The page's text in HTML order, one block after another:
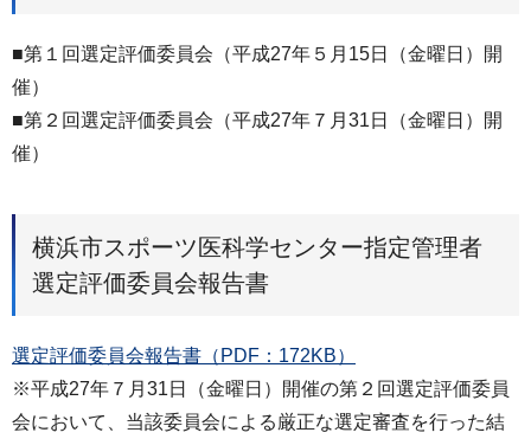
■第１回選定評価委員会（平成27年５月15日（金曜日）開
催）
■第２回選定評価委員会（平成27年７月31日（金曜日）開
催）
横浜市スポーツ医科学センター指定管理者
選定評価委員会報告書
選定評価委員会報告書（PDF：172KB）
※平成27年７月31日（金曜日）開催の第２回選定評価委員
会において、当該委員会による厳正な選定審査を行った結